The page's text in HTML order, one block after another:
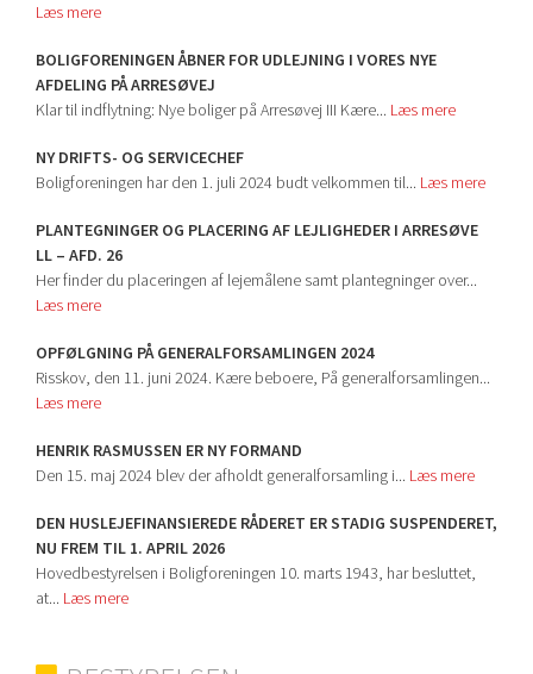
Læs mere
BOLIGFORENINGEN ÅBNER FOR UDLEJNING I VORES NYE
AFDELING PÅ ARRESØVEJ
Klar til indflytning: Nye boliger på Arresøvej III Kære... Læs mere
NY DRIFTS- OG SERVICECHEF
Boligforeningen har den 1. juli 2024 budt velkommen til... Læs mere
PLANTEGNINGER OG PLACERING AF LEJLIGHEDER I ARRESØVE
LL – AFD. 26
Her finder du placeringen af lejemålene samt plantegninger over...
Læs mere
OPFØLGNING PÅ GENERALFORSAMLINGEN 2024
Risskov, den 11. juni 2024. Kære beboere, På generalforsamlingen...
Læs mere
HENRIK RASMUSSEN ER NY FORMAND
Den 15. maj 2024 blev der afholdt generalforsamling i... Læs mere
DEN HUSLEJEFINANSIEREDE RÅDERET ER STADIG SUSPENDERET,
NU FREM TIL 1. APRIL 2026
Hovedbestyrelsen i Boligforeningen 10. marts 1943, har besluttet,
at... Læs mere